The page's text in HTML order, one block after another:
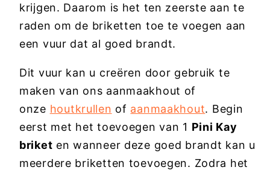
krijgen. Daarom is het ten zeerste aan te
raden om de briketten toe te voegen aan
een vuur dat al goed brandt.
Dit vuur kan u creëren door gebruik te
maken van ons aanmaakhout of
onze houtkrullen of aanmaakhout. Begin
eerst met het toevoegen van 1 Pini Kay
briket en wanneer deze goed brandt kan u
meerdere briketten toevoegen. Zodra het